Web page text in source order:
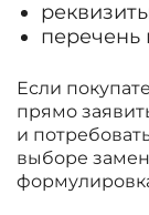
Если
прямо
и
выборе